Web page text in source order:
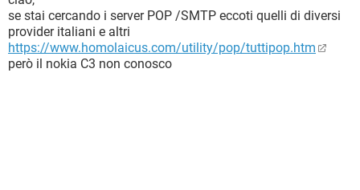
se stai cercando i server POP /SMTP eccoti quelli di diversi
provider italiani e altri
https://www.homolaicus.com/utility/pop/tuttipop.htm
però il nokia C3 non conosco